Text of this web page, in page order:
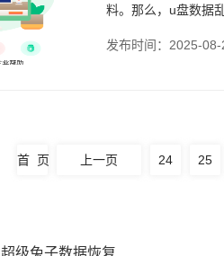
料。那么，u盘数据
发布时间：2025-08-
首 页 上一页 24 25
超级兔子数据恢复